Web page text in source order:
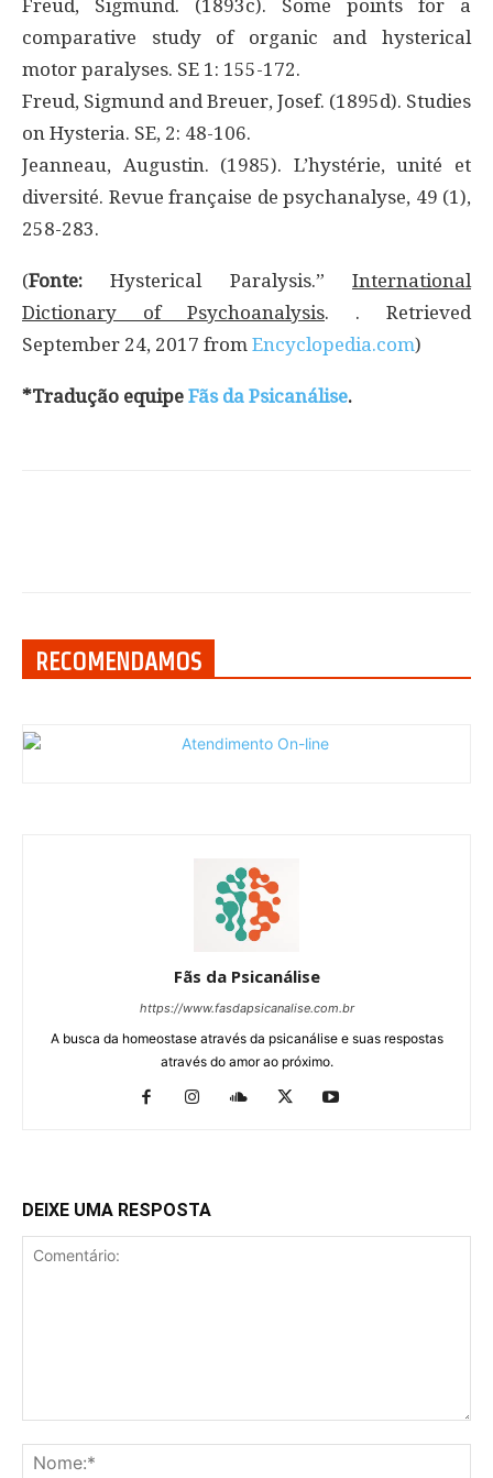
Freud, Sigmund. (1893c). Some points for a
comparative study of organic and hysterical
motor paralyses. SE 1: 155-172.
Freud, Sigmund and Breuer, Josef. (1895d). Studies
on Hysteria. SE, 2: 48-106.
Jeanneau, Augustin. (1985). L’hystérie, unité et
diversité. Revue française de psychanalyse, 49 (1),
258-283.
(Fonte: Hysterical Paralysis.” International
Dictionary of Psychoanalysis. . Retrieved
September 24, 2017 from Encyclopedia.com)
*Tradução equipe Fãs da Psicanálise.
RECOMENDAMOS
Fãs da Psicanálise
https://www.fasdapsicanalise.com.br
A busca da homeostase através da psicanálise e suas respostas
através do amor ao próximo.
DEIXE UMA RESPOSTA